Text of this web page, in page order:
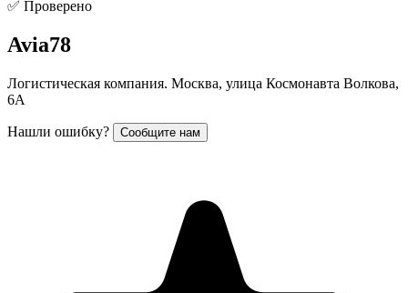
✅ Проверено
Avia78
Логистическая компания. Москва, улица Космонавта Волкова,
6А
Нашли ошибку? Сообщите нам